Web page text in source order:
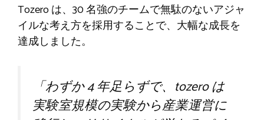
Tozero は、30 名強のチームで無駄のないアジャ
イルな考え方を採用することで、大幅な成長を
達成しました。
「わずか 4 年足らずで、tozero は
実験室規模の実験から産業運営に